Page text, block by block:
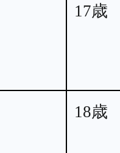
17歳
18歳